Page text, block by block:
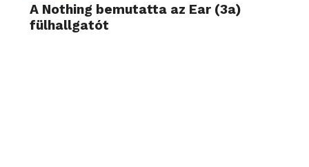
A Nothing bemutatta az Ear (3a)
fülhallgatót